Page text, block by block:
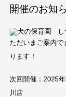
開催のお知
ただいまご案内
ります！
次回開催：2025
川店